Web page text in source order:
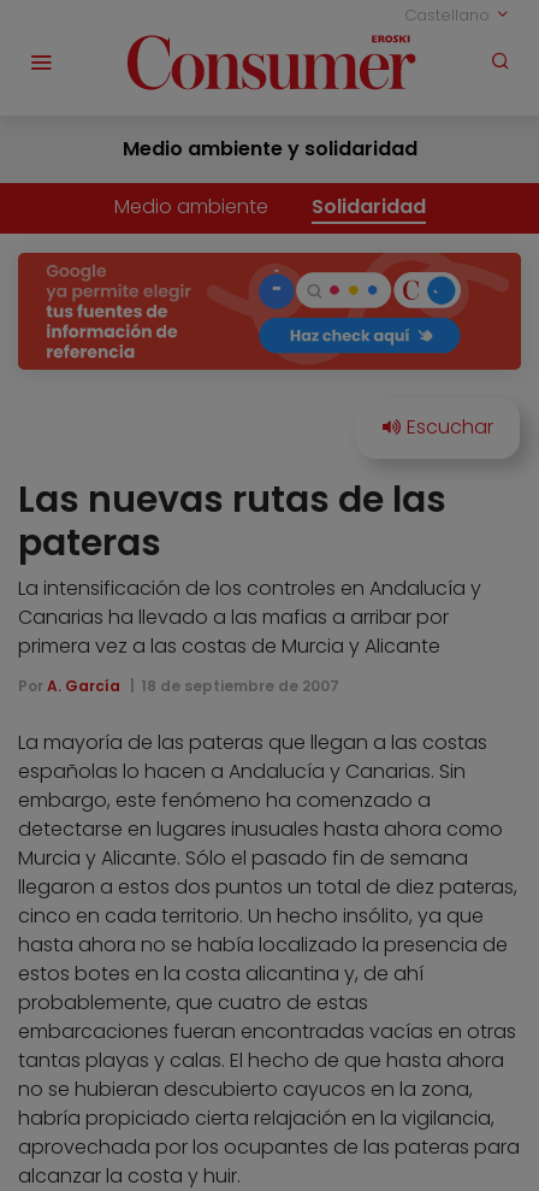
Castellano
Medio ambiente y solidaridad
Medio ambiente Solidaridad
Las nuevas rutas de las
pateras
La intensificación de los controles en Andalucía y
Canarias ha llevado a las mafias a arribar por
primera vez a las costas de Murcia y Alicante
Por A. García 18 de septiembre de 2007
La mayoría de las pateras que llegan a las costas
españolas lo hacen a Andalucía y Canarias. Sin
embargo, este fenómeno ha comenzado a
detectarse en lugares inusuales hasta ahora como
Murcia y Alicante. Sólo el pasado fin de semana
llegaron a estos dos puntos un total de diez pateras,
cinco en cada territorio. Un hecho insólito, ya que
hasta ahora no se había localizado la presencia de
estos botes en la costa alicantina y, de ahí
probablemente, que cuatro de estas
embarcaciones fueran encontradas vacías en otras
tantas playas y calas. El hecho de que hasta ahora
no se hubieran descubierto cayucos en la zona,
habría propiciado cierta relajación en la vigilancia,
aprovechada por los ocupantes de las pateras para
alcanzar la costa y huir.